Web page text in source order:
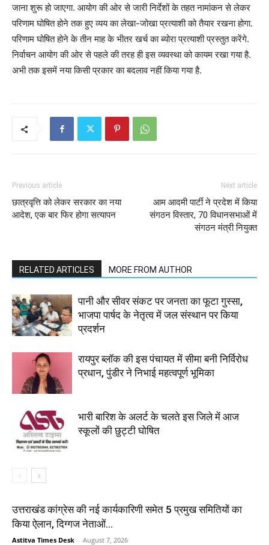
जाना शुरू हो जाएगा. आयोग की ओर से जारी निर्देशों के तहत नामांकन से लेकर
परिणाम घोषित होने तक हुए व्यय का लेखा-जोखा प्रत्याशी को तैयार रखना होगा.
परिणाम घोषित होने के तीन माह के भीतर खर्च का ब्योरा प्रत्याशी प्रस्तुत करेंगे.
निर्वाचन आयोग की ओर से पहले की तरह ही इस व्यवस्था को कायम रखा गया है.
अभी तक इसमें नया किसी प्रकार का बदलाव नहीं किया गया है.
Previous article
छात्रवृत्ति को लेकर सरकार का नया
आदेश, एक बार फिर होगा सत्यापन
Next article
आम आदमी पार्टी ने प्रदेश में किया
संगठन विस्तार, 70 विधानसभाओं में
संगठन मंत्री नियुक्त
RELATED ARTICLES MORE FROM AUTHOR
पानी और सीवर संकट पर जनता का फूटा गुस्सा,
भाजपा पार्षद के नेतृत्व में जल संस्थान पर किया
प्रदर्शन
रायपुर ब्लॉक की इस पंचायत में सीमा बनी निर्विरोध
प्रधान, पुंडीर ने निभाई महत्वपूर्ण भूमिका
भारी बारिश के अलर्ट के चलते इस जिले में आज
स्कूलों की छुट्टी घोषित
उत्तराखंड कांग्रेस की नई कार्यकारिणी समेत 5 प्रमुख समितियों का
किया ऐलान, दिग्गज नेताओं...
Astitva Times Desk - August 7, 2026